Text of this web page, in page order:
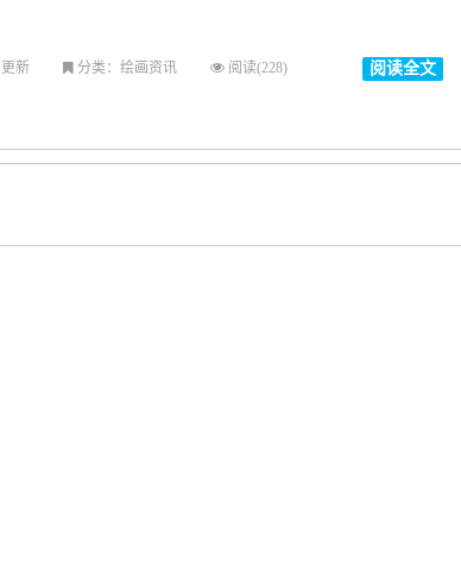
阅读全文
新 分类：绘画资讯 阅读(228)